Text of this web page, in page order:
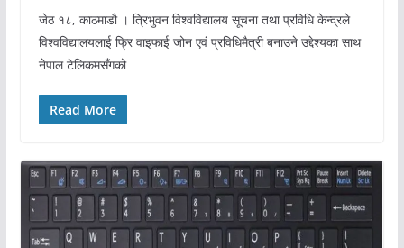
जेठ १८, काठमाडौ । त्रिभुवन विश्वविद्यालय सूचना तथा प्रविधि केन्द्रले
विश्वविद्यालयलाई फ्रि वाइफाई जोन एवं प्रविधिमैत्री बनाउने उद्देश्यका साथ
नेपाल टेलिकमसँगको
Read More